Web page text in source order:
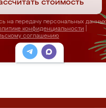
стоимость
на передачу персональных данных
конфиденциальности
соглашению